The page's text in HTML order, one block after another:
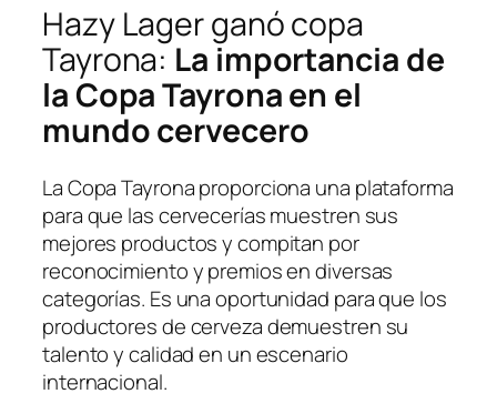
Hazy Lager ganó copa
Tayrona: La importancia de
la Copa Tayrona en el
mundo cervecero
La Copa Tayrona proporciona una plataforma
para que las cervecerías muestren sus
mejores productos y compitan por
reconocimiento y premios en diversas
categorías. Es una oportunidad para que los
productores de cerveza demuestren su
talento y calidad en un escenario
internacional.